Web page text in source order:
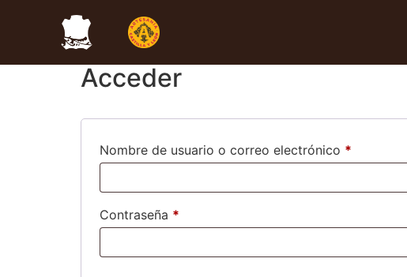
Mi cuenta
Acceder
Nombre de usuario o correo electrónico *
Contraseña *